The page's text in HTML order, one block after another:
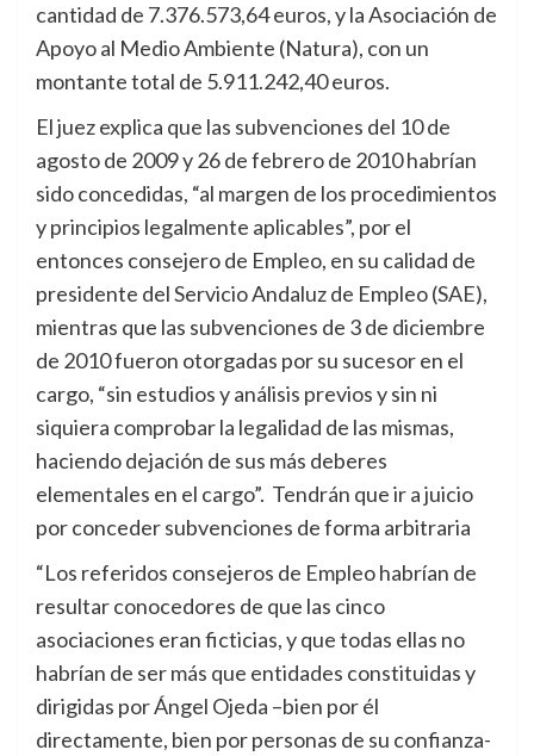
cantidad de 7.376.573,64 euros, y la Asociación de
Apoyo al Medio Ambiente (Natura), con un
montante total de 5.911.242,40 euros.
El juez explica que las subvenciones del 10 de
agosto de 2009 y 26 de febrero de 2010 habrían
sido concedidas, “al margen de los procedimientos
y principios legalmente aplicables”, por el
entonces consejero de Empleo, en su calidad de
presidente del Servicio Andaluz de Empleo (SAE),
mientras que las subvenciones de 3 de diciembre
de 2010 fueron otorgadas por su sucesor en el
cargo, “sin estudios y análisis previos y sin ni
siquiera comprobar la legalidad de las mismas,
haciendo dejación de sus más deberes
elementales en el cargo”. Tendrán que ir a juicio
por conceder subvenciones de forma arbitraria
“Los referidos consejeros de Empleo habrían de
resultar conocedores de que las cinco
asociaciones eran ficticias, y que todas ellas no
habrían de ser más que entidades constituidas y
dirigidas por Ángel Ojeda –bien por él
directamente, bien por personas de su confianza-